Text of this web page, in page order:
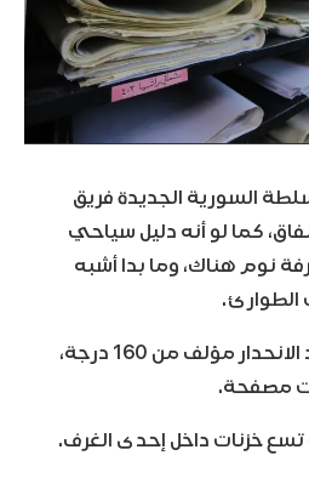
السورية الجديدة فريق
كما لو أنه دليل سياحي
نوم هناك، وما بدا أشبه
الطوارئ.
بعد النزول عبر سلم شديد الانحدار مؤلف من 160 درجة،
مصفحة.
خزنات داخل إحدى الغرف.